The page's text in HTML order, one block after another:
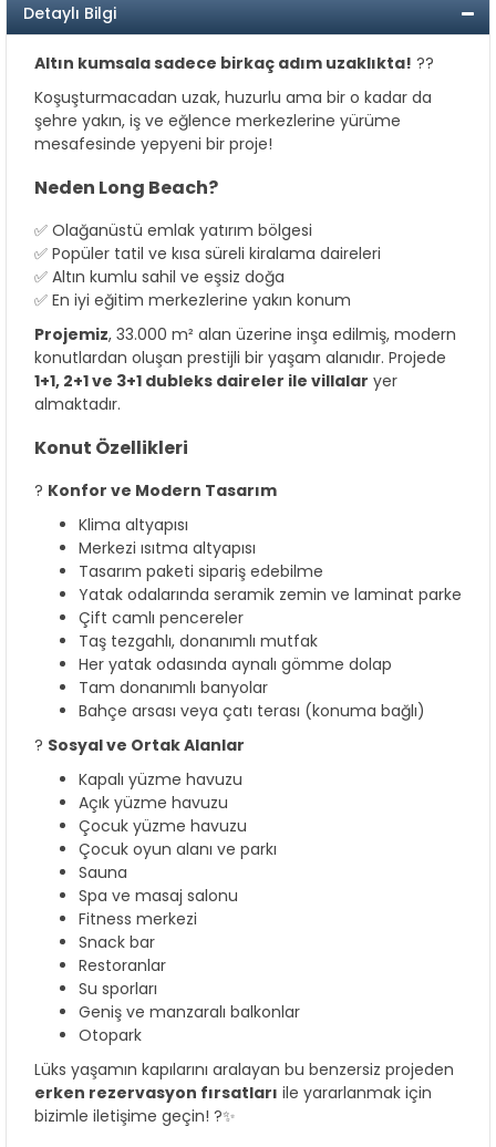
Detaylı Bilgi
Altın kumsala sadece birkaç adım uzaklıkta! ??
Koşuşturmacadan uzak, huzurlu ama bir o kadar da
şehre yakın, iş ve eğlence merkezlerine yürüme
mesafesinde yepyeni bir proje!
Neden Long Beach?
✅ Olağanüstü emlak yatırım bölgesi
✅ Popüler tatil ve kısa süreli kiralama daireleri
✅ Altın kumlu sahil ve eşsiz doğa
✅ En iyi eğitim merkezlerine yakın konum
Projemiz, 33.000 m² alan üzerine inşa edilmiş, modern
konutlardan oluşan prestijli bir yaşam alanıdır. Projede
1+1, 2+1 ve 3+1 dubleks daireler ile villalar yer
almaktadır.
Konut Özellikleri
? Konfor ve Modern Tasarım
Klima altyapısı
Merkezi ısıtma altyapısı
Tasarım paketi sipariş edebilme
Yatak odalarında seramik zemin ve laminat parke
Çift camlı pencereler
Taş tezgahlı, donanımlı mutfak
Her yatak odasında aynalı gömme dolap
Tam donanımlı banyolar
Bahçe arsası veya çatı terası (konuma bağlı)
? Sosyal ve Ortak Alanlar
Kapalı yüzme havuzu
Açık yüzme havuzu
Çocuk yüzme havuzu
Çocuk oyun alanı ve parkı
Sauna
Spa ve masaj salonu
Fitness merkezi
Snack bar
Restoranlar
Su sporları
Geniş ve manzaralı balkonlar
Otopark
Lüks yaşamın kapılarını aralayan bu benzersiz projeden
erken rezervasyon fırsatları ile yararlanmak için
bizimle iletişime geçin! ?✨